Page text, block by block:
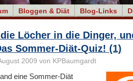
Bloggen & Diät Blog-Links
Löcher in die Dinger,
Sommer-Diät-Quiz! (1)
2009 von KPBaumgardt
eine Sommer-Diät